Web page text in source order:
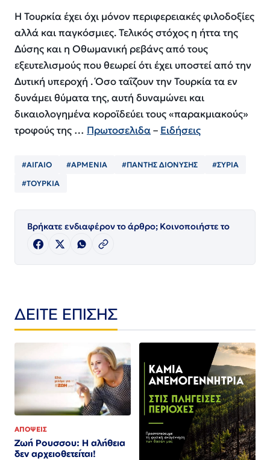
Η Τουρκία έχει όχι μόνον περιφερειακές φιλοδοξίες
αλλά και παγκόσμιες. Τελικός στόχος η ήττα της
Δύσης και η Οθωμανική ρεβάνς από τους
εξευτελισμούς που θεωρεί ότι έχει υποστεί από την
Δυτική υπεροχή . Όσο ταΐζουν την Τουρκία τα εν
δυνάμει θύματα της, αυτή δυναμώνει και
δικαιολογημένα κοροϊδεύει τους «παρακμιακούς»
τροφούς της … Πρωτοσελιδα– Ειδήσεις
#ΑΙΓΑΙΟ #ΑΡΜΕΝΙΑ #ΠΑΝΤΗΣ ΔΙΟΝΥΣΗΣ #ΣΥΡΙΑ
#ΤΟΥΡΚΙΑ
Βρήκατε ενδιαφέρον το άρθρο; Κοινοποιήστε το
ΔΕΙΤΕ ΕΠΙΣΗΣ
ΑΠΟΨΕΙΣ
Ζωή Ρουσσου: Η αλήθεια
δεν αρχειοθετείται!